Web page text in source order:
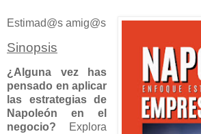
Estimad@s amig@s
Sinopsis
¿Alguna vez has
pensado en aplicar
las estrategias de
Napoleón en el
negocio?
Explora